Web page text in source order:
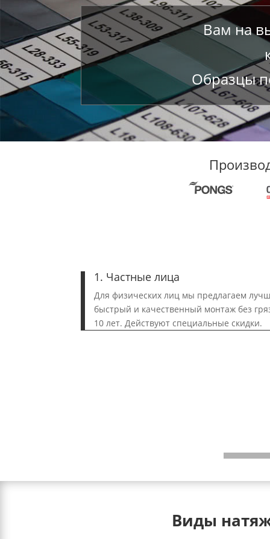
Вам на
Образцы
1. Частные лица
Для физических лиц мы предлагаем
быстрый и качественный монтаж без
10 лет. Действуют специальные скидки.
Виды